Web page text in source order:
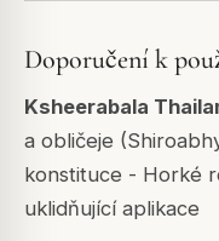
Doporučení k
Ksheerabala
a obličeje
konstituce - Horké
uklidňující aplikace